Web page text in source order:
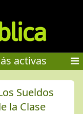
activas
Sueldos
la Clase